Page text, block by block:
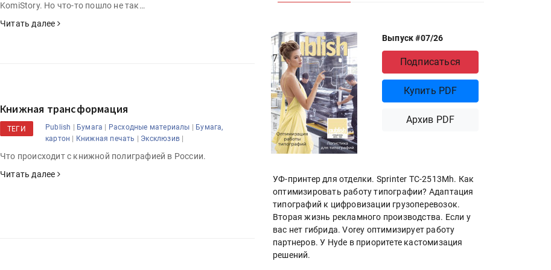
KomiStory. Но что-то пошло не так…
Читать далее
Книжная трансформация
ТЕГИ Publish | Бумага | Расходные материалы | Бумага,
картон | Книжная печать | Эксклюзив |
Что происходит с книжной полиграфией в России.
Читать далее
Выпуск #07/26
Подписаться
Купить PDF
Архив PDF
УФ-принтер для отделки. Sprinter ТС-2513Mh. Как
оптимизировать работу типографии? Адаптация
типографий к цифровизации грузоперевозок.
Вторая жизнь рекламного производства. Если у
вас нет гибрида. Vorey оптимизирует работу
партнеров. У Hyde в приоритете кастомизация
решений.